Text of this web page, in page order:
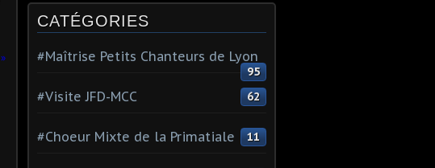
CATÉGORIES
#Maîtrise Petits Chanteurs de Lyon
95
#Visite JFD-MCC 62
#Choeur Mixte de la Primatiale 11